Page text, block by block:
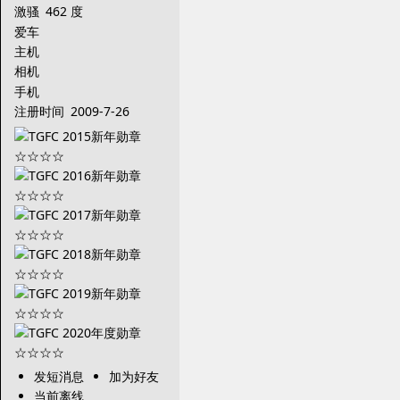
激骚 462 度
爱车
主机
相机
手机
注册时间 2009-7-26
发短消息
加为好友
当前离线